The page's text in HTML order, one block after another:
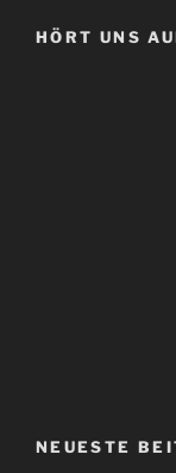
HÖRT UNS
NEUESTE